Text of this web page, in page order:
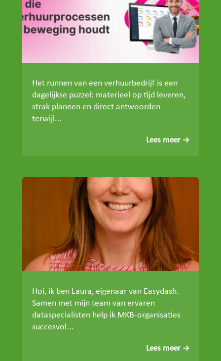
Het runnen van een verhuurbedrijf is een
dagelijkse puzzel: materieel op tijd leveren,
strak plannen en direct antwoorden
terwijl...
Lees meer
Hoi, ik ben Laura, eigenaar van Easydash.
Samen met mijn team van ervaren
dataspecialisten help ik MKB-organisaties
succesvol...
Lees meer